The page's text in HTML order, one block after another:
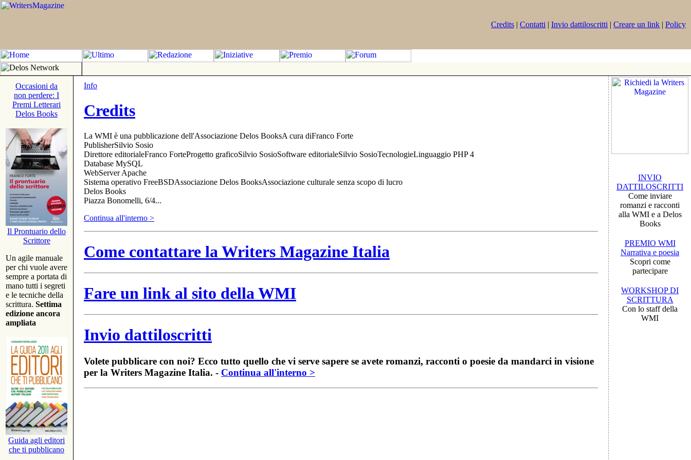
Credits | Contatti | Invio dattiloscritti | Creare un link | Policy
Occasioni da
non perdere: I
Premi Letterari
Delos Books
Il Prontuario dello
Scrittore
Un agile manuale
per chi vuole avere
sempre a portata di
mano tutti i segreti
e le tecniche della
scrittura. Settima
edizione ancora
ampliata
Guida agli editori
che ti pubblicano
Info
Credits
La WMI è una pubblicazione dell'Associazione Delos BooksA cura diFranco Forte
PublisherSilvio Sosio
Direttore editorialeFranco ForteProgetto graficoSilvio SosioSoftware editorialeSilvio SosioTecnologieLinguaggio PHP 4
Database MySQL
WebServer Apache
Sistema operativo FreeBSDAssociazione Delos BooksAssociazione culturale senza scopo di lucro
Delos Books
Piazza Bonomelli, 6/4...
Continua all'interno >
Come contattare la Writers Magazine Italia
Fare un link al sito della WMI
Invio dattiloscritti
Volete pubblicare con noi? Ecco tutto quello che vi serve sapere se avete romanzi, racconti o poesie da mandarci in visione
per la Writers Magazine Italia. - Continua all'interno >
INVIO
DATTILOSCRITTI
Come inviare
romanzi e racconti
alla WMI e a Delos
Books
PREMIO WMI
Narrativa e poesia
Scopri come
partecipare
WORKSHOP DI
SCRITTURA
Con lo staff della
WMI